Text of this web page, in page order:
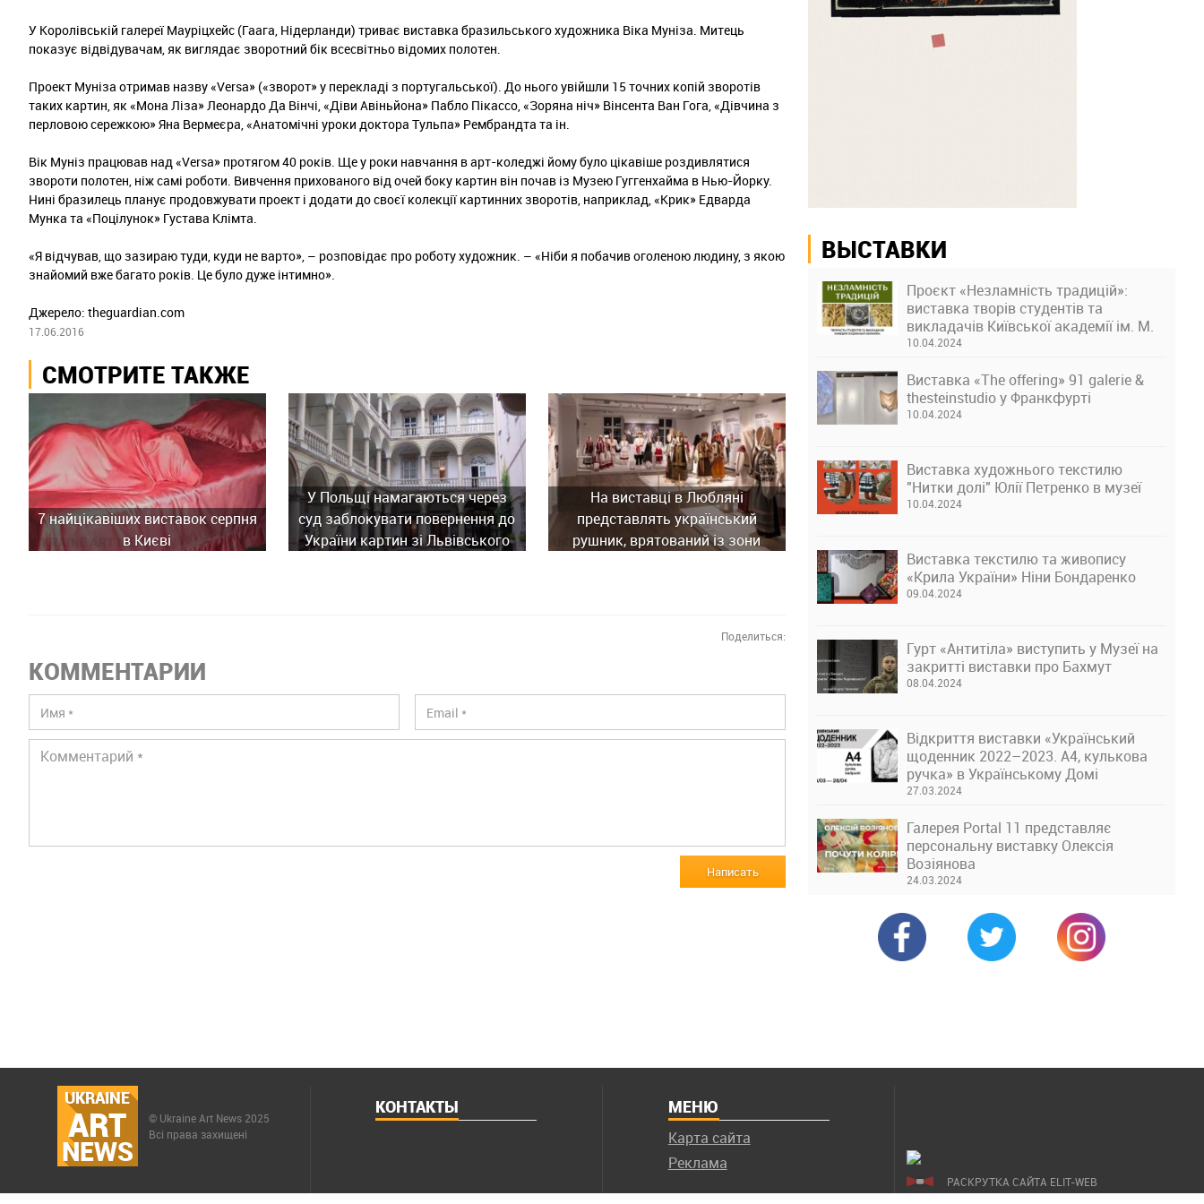
У Королівській галереї Мауріцхейс (Гаага, Нідерланди) триває виставка бразильського художника Віка Муніза. Митець
показує відвідувачам, як виглядає зворотний бік всесвітньо відомих полотен.
Проект Муніза отримав назву «Versa» («зворот» у перекладі з португальської). До нього увійшли 15 точних копій зворотів
таких картин, як «Мона Ліза» Леонардо Да Вінчі, «Діви Авіньйона» Пабло Пікассо, «Зоряна ніч» Вінсента Ван Гога, «Дівчина з
перловою сережкою» Яна Вермеєра, «Анатомічні уроки доктора Тульпа» Рембрандта та ін.
Вік Муніз працював над «Versa» протягом 40 років. Ще у роки навчання в арт-коледжі йому було цікавіше роздивлятися
звороти полотен, ніж самі роботи. Вивчення прихованого від очей боку картин він почав із Музею Гуггенхайма в Нью-Йорку.
Нині бразилець планує продовжувати проект і додати до своєї колекції картинних зворотів, наприклад, «Крик» Едварда
Мунка та «Поцілунок» Густава Клімта.
«Я відчував, що зазираю туди, куди не варто», – розповідає про роботу художник. – «Ніби я побачив оголеною людину, з якою
знайомий вже багато років. Це було дуже інтимно».
Джерело: theguardian.com
17.06.2016
СМОТРИТЕ ТАКЖЕ
7 найцікавіших виставок серпня
в Києві
У Польщі намагаються через
суд заблокувати повернення до
України картин зі Львівського
На виставці в Любляні
представлять український
рушник, врятований із зони
Поделиться:
КОММЕНТАРИИ
Написать
ВЫСТАВКИ
Проєкт «Незламність традицій»:
виставка творів студентів та
викладачів Київської академії ім. М.
Бойчука
10.04.2024
Виставка «The offering» 91 galerie &
thesteinstudio у Франкфурті
10.04.2024
Виставка художнього текстилю
"Нитки долі" Юлії Петренко в музеї
10.04.2024
Виставка текстилю та живопису
«Крила України» Ніни Бондаренко
09.04.2024
Гурт «Антитіла» виступить у Музеї на
закритті виставки про Бахмут
08.04.2024
Відкриття виставки «Український
щоденник 2022–2023. А4, кулькова
ручка» в Українському Домі
27.03.2024
Галерея Portal 11 представляє
персональну виставку Олексія
Возіянова
24.03.2024
UKRAINE
ART
NEWS
© Ukraine Art News 2025
Всі права захищені
КОНТАКТЫ МЕНЮ
Карта сайта
Реклама
РАСКРУТКА САЙТА ELIT-WEB